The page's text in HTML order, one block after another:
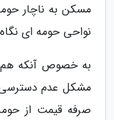
مسکن به ناچار
نواحی حومه ای
به خصوص آنکه هم
مشکل عدم دسترسی
صرفه قیمت از